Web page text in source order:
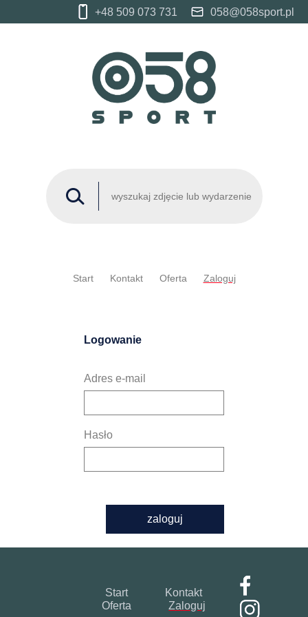
+48 509 073 731 058@058sport.pl
Start Kontakt Oferta Zaloguj
Logowanie
Adres e-mail
Hasło
zaloguj
Start
Kontakt
Oferta
Zaloguj